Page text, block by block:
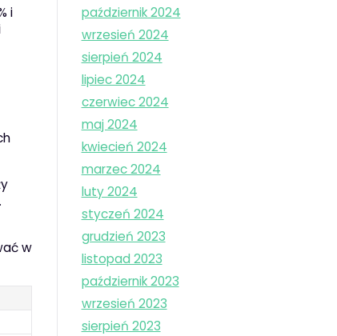
i
w
październik 2024
wrzesień 2024
sierpień 2024
lipiec 2024
czerwiec 2024
maj 2024
kwiecień 2024
marzec 2024
luty 2024
styczeń 2024
grudzień 2023
listopad 2023
październik 2023
wrzesień 2023
sierpień 2023